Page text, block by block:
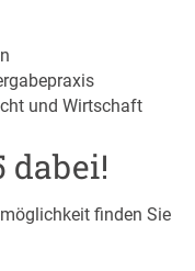
und Wirtschaft
dabei!
finden Sie